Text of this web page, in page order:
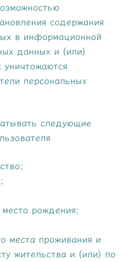
содержания
в информационной
данных и (или)
уничтожаются
персональных
следующие
рождения;
места проживания и
жительства и (или) по